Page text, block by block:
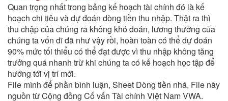
Quan trọng nhất trong bảng kế hoạch tài chính đó là kế
hoạch chi tiêu và dự đoán dòng tiền thu nhập. Thật ra thì
thu chập của chúng ra không khó đoán, lương thưởng của
chúng ta vốn dĩ đã như vậy rồi, hoàn toàn có thể dự đoán
90% mức tối thiểu có thể đạt được vì thu nhập không tăng
trưởng quá nhanh trừ khi chúng ta có kế hoạch học tập để
hướng tới vị trí mới.
File mình để phần bình luận, Sheet Dòng tiền nhá, File này
nguồn từ Cộng đồng Cố vấn Tài chính Việt Nam VWA.